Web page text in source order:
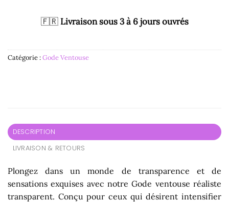
🇫🇷 Livraison sous 3 à 6 jours ouvrés
Catégorie :Gode Ventouse
DESCRIPTION
LIVRAISON & RETOURS
Plongez dans un monde de transparence et de
sensations exquises avec notre Gode ventouse réaliste
transparent. Conçu pour ceux qui désirent intensifier